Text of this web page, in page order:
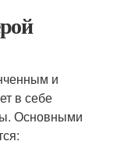
и
в себе
Основными